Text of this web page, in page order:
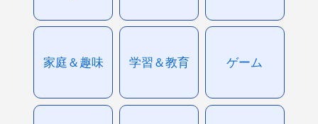
家庭＆趣味 学習＆教育 ゲーム